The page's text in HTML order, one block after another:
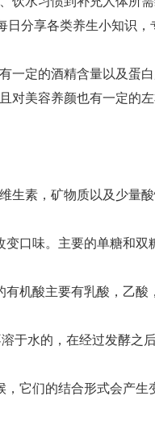
日分享各类养生小知识，
一定的酒精含量以及蛋
对美容养颜也有一定的
生素，矿物质以及少量
口味。主要的单糖和双
机酸主要有乳酸，乙酸
于水的，在经过发酵之
它们的结合形式会产生